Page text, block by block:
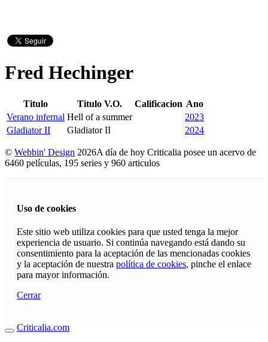
Fred Hechinger
Titulo Titulo V.O. Calificacion Ano
Verano infernal Hell of a summer
2023
Gladiator II
Gladiator II 2024
© Webbin' Design 2026A día de hoy Criticalia posee un acervo de
6460 películas, 195 series y 960 articulos
Uso de cookies
Este sitio web utiliza cookies para que usted tenga la mejor
experiencia de usuario. Si continúa navegando está dando su
consentimiento para la aceptación de las mencionadas cookies
y la aceptación de nuestra política de cookies, pinche el enlace
para mayor información.
Cerrar
Criticalia.com